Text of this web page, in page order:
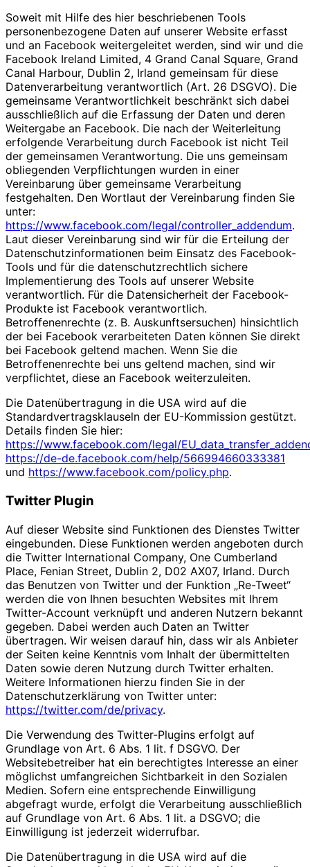
Soweit mit Hilfe des hier beschriebenen Tools
personenbezogene Daten auf unserer Website erfasst
und an Facebook weitergeleitet werden, sind wir und die
Facebook Ireland Limited, 4 Grand Canal Square, Grand
Canal Harbour, Dublin 2, Irland gemeinsam für diese
Datenverarbeitung verantwortlich (Art. 26 DSGVO). Die
gemeinsame Verantwortlichkeit beschränkt sich dabei
ausschließlich auf die Erfassung der Daten und deren
Weitergabe an Facebook. Die nach der Weiterleitung
erfolgende Verarbeitung durch Facebook ist nicht Teil
der gemeinsamen Verantwortung. Die uns gemeinsam
obliegenden Verpflichtungen wurden in einer
Vereinbarung über gemeinsame Verarbeitung
festgehalten. Den Wortlaut der Vereinbarung finden Sie
unter:
https://www.facebook.com/legal/controller_addendum.
Laut dieser Vereinbarung sind wir für die Erteilung der
Datenschutzinformationen beim Einsatz des Facebook-
Tools und für die datenschutzrechtlich sichere
Implementierung des Tools auf unserer Website
verantwortlich. Für die Datensicherheit der Facebook-
Produkte ist Facebook verantwortlich.
Betroffenenrechte (z. B. Auskunftsersuchen) hinsichtlich
der bei Facebook verarbeiteten Daten können Sie direkt
bei Facebook geltend machen. Wenn Sie die
Betroffenenrechte bei uns geltend machen, sind wir
verpflichtet, diese an Facebook weiterzuleiten.
Die Datenübertragung in die USA wird auf die
Standardvertragsklauseln der EU-Kommission gestützt.
Details finden Sie hier:
https://www.facebook.com/legal/
https://de-de.facebook.com/help/566994660333381
und https://www.facebook.com/policy.php.
Twitter Plugin
Auf dieser Website sind Funktionen des Dienstes Twitter
eingebunden. Diese Funktionen werden angeboten durch
die Twitter International Company, One Cumberland
Place, Fenian Street, Dublin 2, D02 AX07, Irland. Durch
das Benutzen von Twitter und der Funktion „Re-Tweet“
werden die von Ihnen besuchten Websites mit Ihrem
Twitter-Account verknüpft und anderen Nutzern bekannt
gegeben. Dabei werden auch Daten an Twitter
übertragen. Wir weisen darauf hin, dass wir als Anbieter
der Seiten keine Kenntnis vom Inhalt der übermittelten
Daten sowie deren Nutzung durch Twitter erhalten.
Weitere Informationen hierzu finden Sie in der
Datenschutzerklärung von Twitter unter:
https://twitter.com/de/privacy.
Die Verwendung des Twitter-Plugins erfolgt auf
Grundlage von Art. 6 Abs. 1 lit. f DSGVO. Der
Websitebetreiber hat ein berechtigtes Interesse an einer
möglichst umfangreichen Sichtbarkeit in den Sozialen
Medien. Sofern eine entsprechende Einwilligung
abgefragt wurde, erfolgt die Verarbeitung ausschließlich
auf Grundlage von Art. 6 Abs. 1 lit. a DSGVO; die
Einwilligung ist jederzeit widerrufbar.
Die Datenübertragung in die USA wird auf die